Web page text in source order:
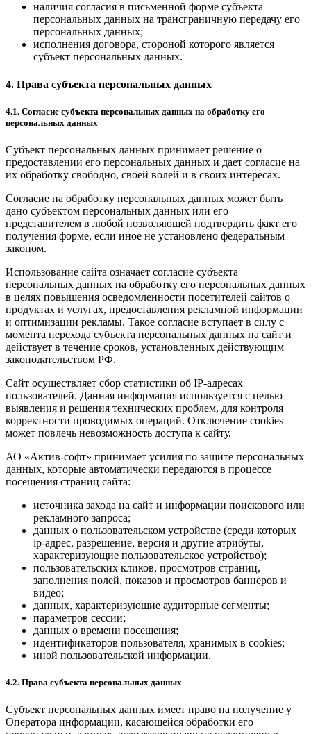
наличия согласия в письменной форме субъекта
персональных данных на трансграничную передачу его
персональных данных;
исполнения договора, стороной которого является
субъект персональных данных.
4. Права субъекта персональных данных
4.1. Согласие субъекта персональных данных на обработку его
персональных данных
Субъект персональных данных принимает решение о
предоставлении его персональных данных и дает согласие на
их обработку свободно, своей волей и в своих интересах.
Согласие на обработку персональных данных может быть
дано субъектом персональных данных или его
представителем в любой позволяющей подтвердить факт его
получения форме, если иное не установлено федеральным
законом.
Использование сайта означает согласие субъекта
персональных данных на обработку его персональных данных
в целях повышения осведомленности посетителей сайтов о
продуктах и услугах, предоставления рекламной информации
и оптимизации рекламы. Такое согласие вступает в силу с
момента перехода субъекта персональных данных на сайт и
действует в течение сроков, установленных действующим
законодательством РФ.
Сайт осуществляет сбор статистики об IP-адресах
пользователей. Данная информация используется с целью
выявления и решения технических проблем, для контроля
корректности проводимых операций. Отключение cookies
может повлечь невозможность доступа к сайту.
АО «Актив-софт» принимает усилия по защите персональных
данных, которые автоматически передаются в процессе
посещения страниц сайта:
источника захода на сайт и информации поискового или
рекламного запроса;
данных о пользовательском устройстве (среди которых
ip-адрес, разрешение, версия и другие атрибуты,
характеризующие пользовательское устройство);
пользовательских кликов, просмотров страниц,
заполнения полей, показов и просмотров баннеров и
видео;
данных, характеризующие аудиторные сегменты;
параметров сессии;
данных о времени посещения;
идентификаторов пользователя, хранимых в cookies;
иной пользовательской информации.
4.2. Права субъекта персональных данных
Субъект персональных данных имеет право на получение у
Оператора информации, касающейся обработки его